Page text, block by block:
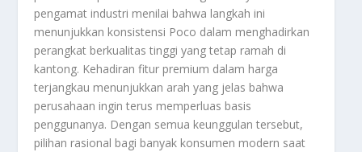
pengamat industri menilai bahwa langkah ini
menunjukkan konsistensi Poco dalam menghadirkan
perangkat berkualitas tinggi yang tetap ramah di
kantong. Kehadiran fitur premium dalam harga
terjangkau menunjukkan arah yang jelas bahwa
perusahaan ingin terus memperluas basis
penggunanya. Dengan semua keunggulan tersebut,
pilihan rasional bagi banyak konsumen modern saat